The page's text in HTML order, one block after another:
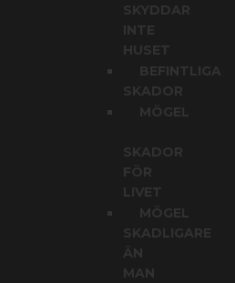
SKYDDAR
HUSET
BEFINTLIGA
SKADOR
MÖGEL
SKADOR
FÖR
LIVET
MÖGEL
SKADLIGARE
ÄN
MAN